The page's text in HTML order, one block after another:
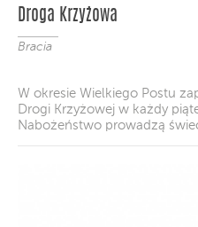
Droga Krzyżowa
Bracia
W okresie Wielkiego Postu
Drogi Krzyżowej w każdy
Nabożeństwo prowadzą